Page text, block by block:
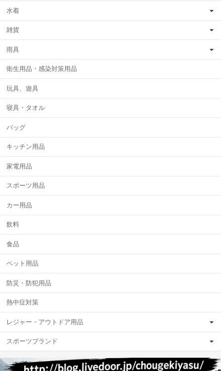
水着
雑貨
雨具
衛生用品・感染対策用品
玩具、遊具
寝具・タオル
バッグ
キッチン用品
家電用品
スポーツ用品
カー用品
飲料
食品
ペット用品
防災・防犯用品
熱中症対策
レジャー・アウトドア用品
スポーツブランド